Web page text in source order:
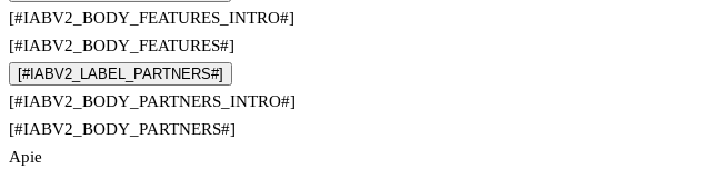
[#IABV2_BODY_FEATURES_INTRO#]
[#IABV2_BODY_FEATURES#]
[#IABV2_LABEL_PARTNERS#]
[#IABV2_BODY_PARTNERS_INTRO#]
[#IABV2_BODY_PARTNERS#]
Apie